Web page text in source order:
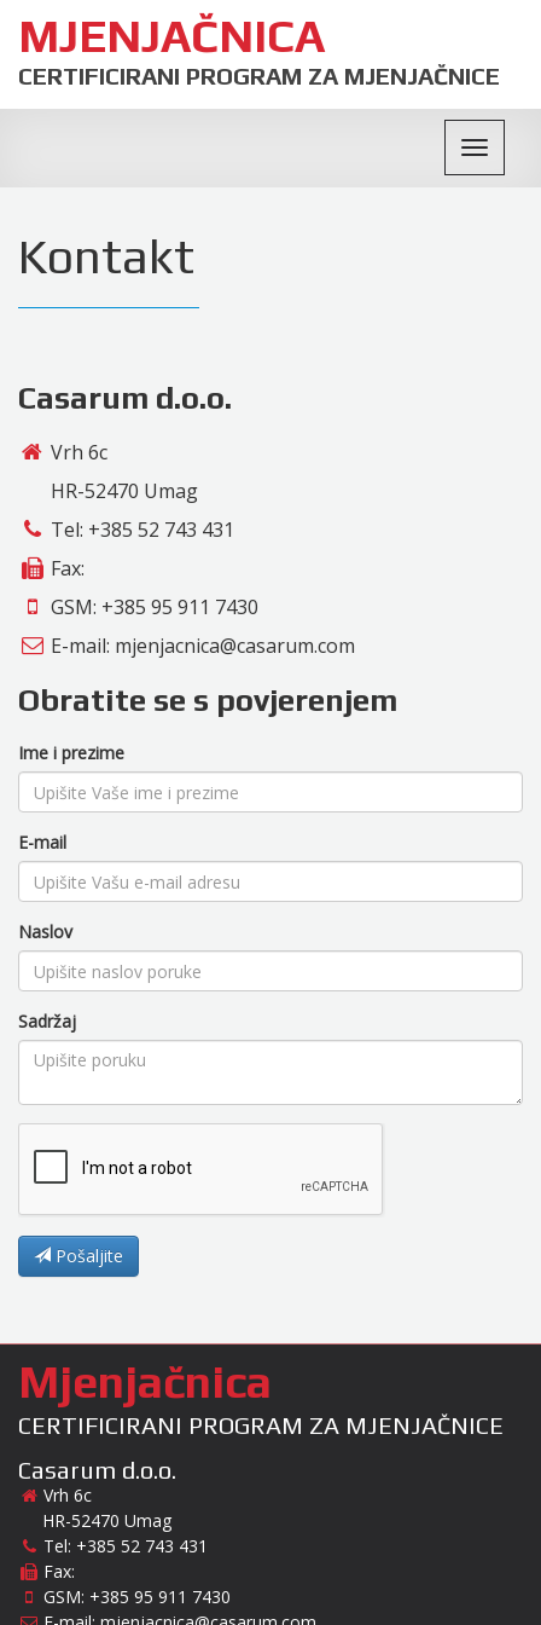
MJENJAČNICA
CERTIFICIRANI PROGRAM ZA MJENJAČNICE
Toggle
Kontakt
Casarum d.o.o.
Vrh 6c
HR-52470 Umag
Tel: +385 52 743 431
Fax:
GSM: +385 95 911 7430
E-mail: mjenjacnica@casarum.com
Obratite se s povjerenjem
Ime i prezime
E-mail
Naslov
Sadržaj
Pošaljite
Mjenjačnica
CERTIFICIRANI PROGRAM ZA MJENJAČNICE
Casarum d.o.o.
Vrh 6c
HR-52470 Umag
Tel: +385 52 743 431
Fax:
GSM: +385 95 911 7430